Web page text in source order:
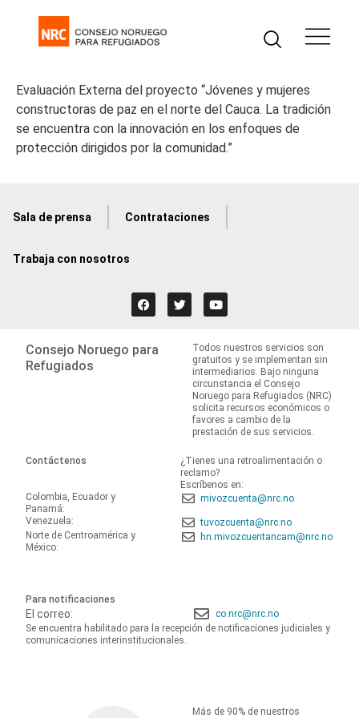
Evaluación Externa del proyecto “Jóvenes y mujeres
constructoras de paz en el norte del Cauca. La tradición
se encuentra con la innovación en los enfoques de
protección dirigidos por la comunidad.”
Sala de prensa Contrataciones
Trabaja con nosotros
Consejo Noruego para
Refugiados
Todos nuestros servicios son
gratuitos y se implementan sin
intermediarios. Bajo ninguna
circunstancia el Consejo
Noruego para Refugiados (NRC)
solicita recursos económicos o
favores a cambio de la
prestación de sus servicios.
Contáctenos
¿Tienes una retroalimentación o
reclamo?
Escríbenos en:
Colombia, Ecuador y
Panamá:
mivozcuenta@nrc.no
Venezuela:
tuvozcuenta@nrc.no
Norte de Centroamérica y
México:
hn.mivozcuentancam@nrc.no
Para notificaciones
El correo:
co.nrc@nrc.no
Se encuentra habilitado para la recepción de notificaciones judiciales y
comunicaciones interinstitucionales.
Más de 90% de nuestros